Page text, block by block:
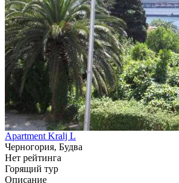
Apartment Kralj L
Черногория, Будва
Нет рейтинга
Горящий тур
Описание